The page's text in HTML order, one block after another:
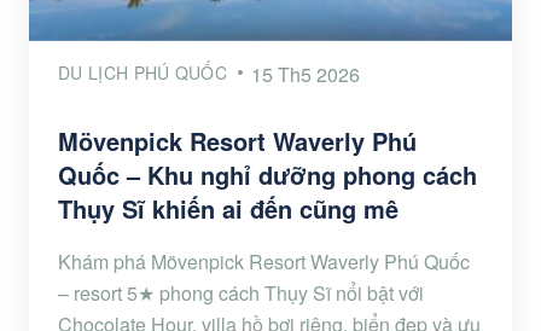
DU LỊCH PHÚ QUỐC 15 Th5 2026
Mövenpick Resort Waverly Phú
Quốc – Khu nghỉ dưỡng phong cách
Thụy Sĩ khiến ai đến cũng mê
Khám phá Mövenpick Resort Waverly Phú Quốc
– resort 5★ phong cách Thụy Sĩ nổi bật với
Chocolate Hour, villa hồ bơi riêng, biển đẹp và ưu